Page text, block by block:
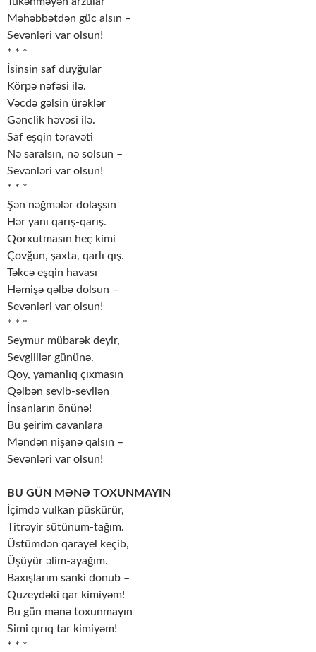
Məhəbbətdən güc alsın –
Sevənləri var olsun!
* * *
İsinsin saf duyğular
Körpə nəfəsi ilə.
Vəcdə gəlsin ürəklər
Gənclik həvəsi ilə.
Saf eşqin təravəti
Nə saralsın, nə solsun –
Sevənləri var olsun!
* * *
Şən nəğmələr dolaşsın
Hər yanı qarış-qarış.
Qorxutmasın heç kimi
Çovğun, şaxta, qarlı qış.
Təkcə eşqin havası
Həmişə qəlbə dolsun –
Sevənləri var olsun!
* * *
Seymur mübarək deyir,
Sevgililər gününə.
Qoy, yamanlıq çıxmasın
Qəlbən sevib-sevilən
İnsanların önünə!
Bu şeirim cavanlara
Məndən nişanə qalsın –
Sevənləri var olsun!
BU GÜN MƏNƏ TOXUNMAYIN
İçimdə vulkan püskürür,
Titrəyir sütünum-tağım.
Üstümdən qarayel keçib,
Üşüyür əlim-ayağım.
Baxışlarım sanki donub –
Quzeydəki qar kimiyəm!
Bu gün mənə toxunmayın
Simi qırıq tar kimiyəm!
* * *